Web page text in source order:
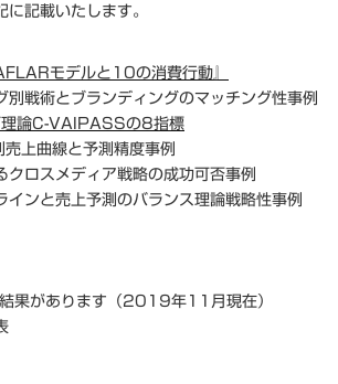
記載いたします。
モデルと10の消費行動』
別戦術とブランディングのマッチング性事例
理論C-VAIPASSの8指標
上曲線と予測精度事例
クロスメディア戦略の成功可否事例
インと売上予測のバランス理論戦略性事例
果があります（2019年11月現在）